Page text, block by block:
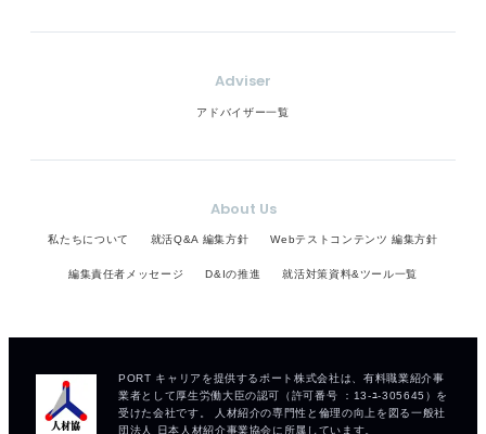
Adviser
アドバイザー一覧
About Us
私たちについて 就活Q&A 編集方針 Webテストコンテンツ 編集方針
編集責任者メッセージ D&Iの推進 就活対策資料&ツール一覧